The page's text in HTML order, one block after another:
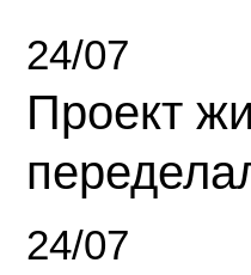
24/07
Проект
24/07